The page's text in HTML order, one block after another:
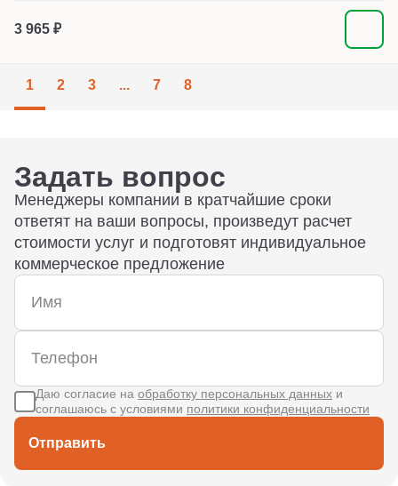
3 965 ₽
1 2 3 ... 7 8
Задать вопрос
Менеджеры компании в кратчайшие сроки
ответят на ваши вопросы, произведут расчет
стоимости услуг и подготовят индивидуальное
коммерческое предложение
Отправить
Даю согласие на обработку персональных данных и
соглашаюсь с условиями политики конфиденциальности